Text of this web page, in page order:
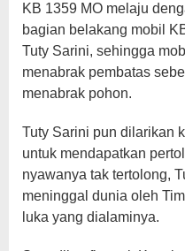
KB 1359 MO melaju
bagian belakang mobil
Tuty Sarini, sehingga
menabrak pembatas
menabrak pohon.
Tuty Sarini pun dilarikan
untuk mendapatkan
nyawanya tak tertolong,
meninggal dunia oleh
luka yang dialaminya.